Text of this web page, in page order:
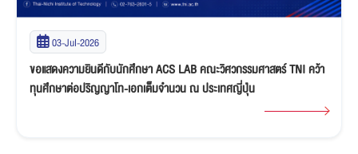
02-Jul-2026
นักศึกษาคณะวิศวกรรมศาสตร์ TNI ทีม TENSAI คว้ารางวัล "เกียรติบัตร
ระดับเหรียญเงิน" ศึกหุ่นยนต์ Thai PBS ABU Robocon Thailand